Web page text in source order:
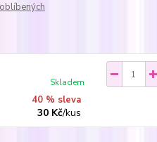
40 % sleva
30 Kč/kus
Skladem